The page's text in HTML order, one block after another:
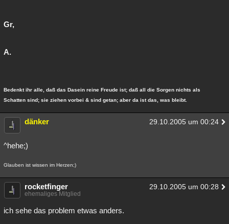
Gr,
A.
Bedenkt ihr alle, daß das Dasein reine Freude ist; daß all die Sorgen nichts als
Schatten sind; sie ziehen vorbei & sind getan; aber da ist das, was bleibt.
dänker 29.10.2005 um 00:24
^hehe;)
Glauben ist wissen im Herzen;)
rocketfinger 29.10.2005 um 00:28
ehemaliges Mitglied
ich sehe das problem etwas anders.